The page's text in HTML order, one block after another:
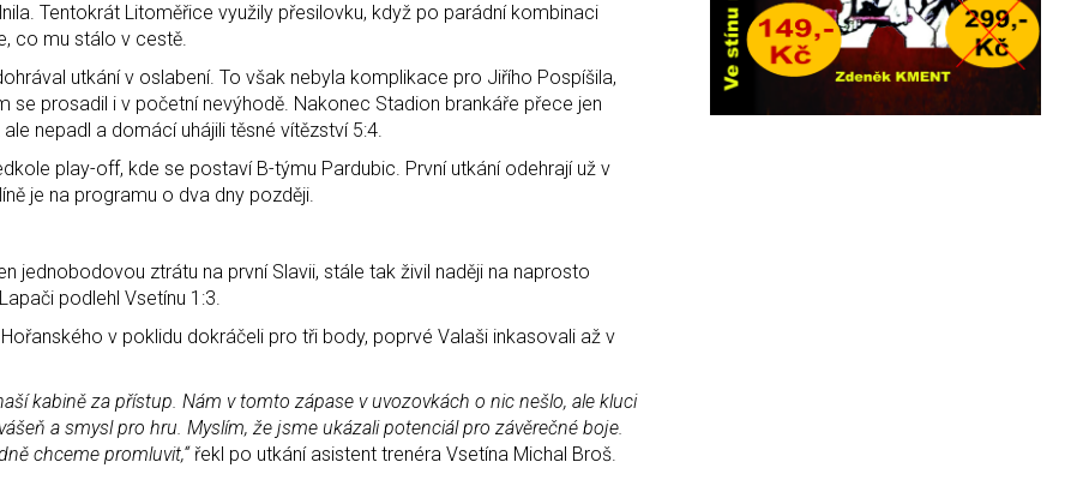
Tentokrát Litoměřice využily přesilovku, když po parádní kombinaci
co mu stálo v cestě.
utkání v oslabení. To však nebyla komplikace pro Jiřího Pospíšila,
se prosadil i v početní nevýhodě. Nakonec Stadion brankáře přece jen
nepadl a domácí uhájili těsné vítězství 5:4.
play-off, kde se postaví B-týmu Pardubic. První utkání odehrají už v
je na programu o dva dny později.
jednobodovou ztrátu na první Slavii, stále tak živil naději na naprosto
podlehl Vsetínu 1:3.
v poklidu dokráčeli pro tři body, poprvé Valaši inkasovali až v
kabině za přístup. Nám v tomto zápase v uvozovkách o nic nešlo, ale kluci
a smysl pro hru. Myslím, že jsme ukázali potenciál pro závěrečné boje.
chceme promluvit,“řekl po utkání asistent trenéra Vsetína Michal Broš.